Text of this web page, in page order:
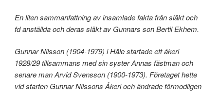
En liten sammanfattning av insamlade fakta från släkt och
fd anställda och deras släkt av Gunnars son Bertil Ekhem.
Gunnar Nilsson (1904-1979) i Håle startade ett åkeri
1928/29 tillsammans med sin syster Annas fästman och
senare man Arvid Svensson (1900-1973). Företaget hette
vid starten Gunnar Nilssons Åkeri och ändrade förmodligen